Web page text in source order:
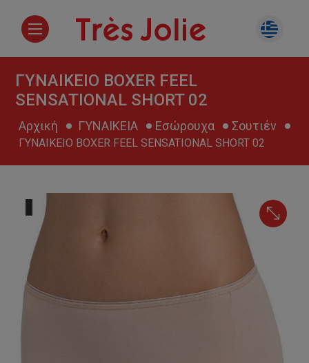
ΓΥΝΑΙΚΕΙΟ BOXER FEEL
SENSATIONAL SHORT 02
Αρχική ΓΥΝΑΙΚΕΙΑ Εσώρουχα Σουτιέν
ΓΥΝΑΙΚΕΙΟ BOXER FEEL SENSATIONAL SHORT 02